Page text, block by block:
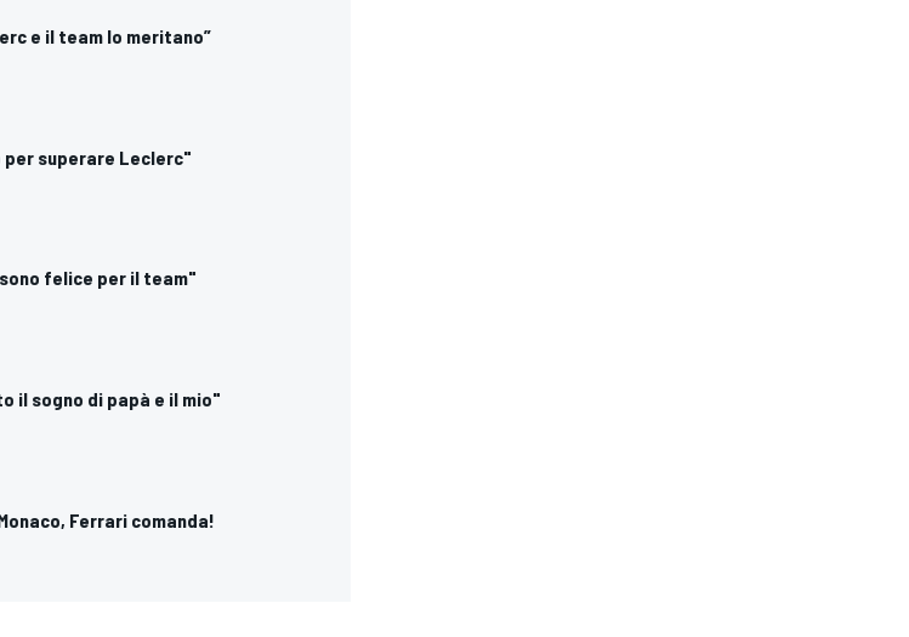
e il team lo meritano”
per superare Leclerc"
felice per il team"
il sogno di papà e il mio"
Ferrari comanda!